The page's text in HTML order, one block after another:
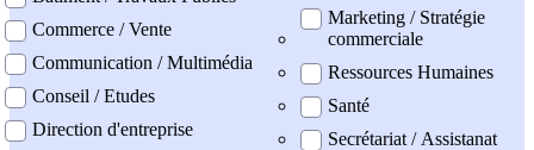
Commerce / Vente
Communication / Multimédia
Conseil / Etudes
Direction d'entreprise
Marketing / Stratégie
commerciale
Ressources Humaines
Santé
Secrétariat / Assistanat